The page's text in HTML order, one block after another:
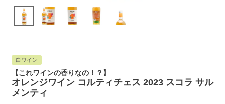
白ワイン
【これワインの香りなの！？】
オレンジワイン コルティチェス 2023 スコラ サル
メンティ